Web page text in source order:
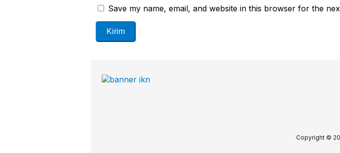
Save my name, email, and website in this browser for the
Copyright ©